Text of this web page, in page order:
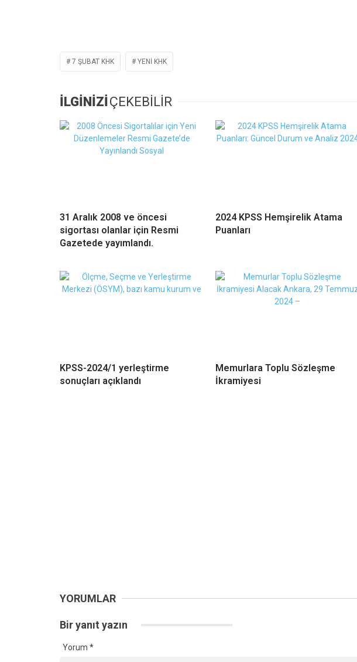
7 ŞUBAT KHK YENİ KHK
İLGİNİZİ ÇEKEBİLİR
31 Aralık 2008 ve öncesi
sigortası olanlar için Resmi
Gazetede yayımlandı.
2024 KPSS Hemşirelik Atama
Puanları
KPSS-2024/1 yerleştirme
sonuçları açıklandı
Memurlara Toplu Sözleşme
İkramiyesi
YORUMLAR
Bir yanıt yazın
Yorum *